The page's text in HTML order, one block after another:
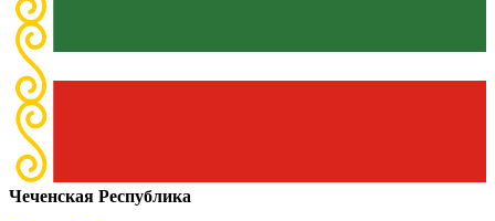
Чеченская Республика